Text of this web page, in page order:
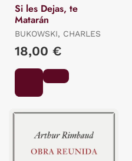
Si les Dejas, te
Matarán
BUKOWSKI, CHARLES
18,00 €